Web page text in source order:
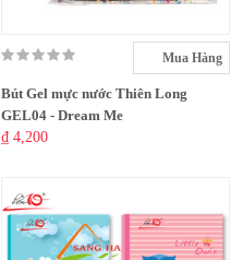
Mua Hàng
Bút Gel mực nước Thiên Long
GEL04 - Dream Me
₫ 4,200